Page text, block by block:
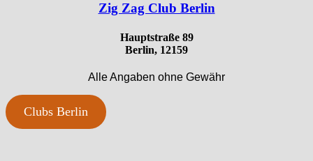
Zig Zag Club Berlin
Hauptstraße 89
Berlin, 12159
Alle Angaben ohne Gewähr
Clubs Berlin